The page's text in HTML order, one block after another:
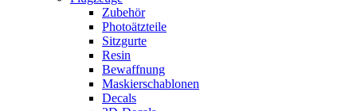
Zubehör
Photoätzteile
Sitzgurte
Resin
Bewaffnung
Maskierschablonen
Decals